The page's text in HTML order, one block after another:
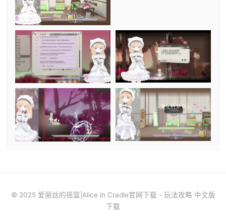
© 2025 爱丽丝的摇篮|Alice in Cradle官网下载 - 玩法攻略 中文版
下载